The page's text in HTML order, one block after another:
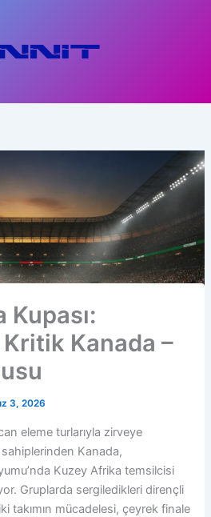
Kupası:
Kritik Kanada –
3, 2026
eleme turlarıyla zirveye
sahiplerinden Kanada,
Kuzey Afrika temsilcisi
Gruplarda sergiledikleri dirençli
takımın mücadelesi, çeyrek finale